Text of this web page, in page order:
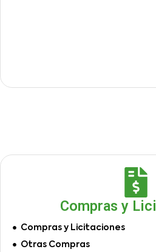
Compras y
Compras y Licitaciones
Otras Compras